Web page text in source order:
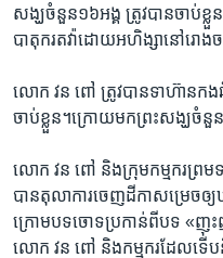
កាន់​
ទំព័រ​
រក
ភាសា
សង្ឃ​ចំនួន​១៦​អង្គ​ ត្រូវ​បាន​ចាប់​ខ្
បាតុករ​តវ៉ា​ដោយ​អហិង្សា​នៅ​រោង
លោក​ វន ពៅ​ ត្រូវ​បាន​ទាហ៊ាន​ក
ចាប់​ខ្លួន។​ក្រោយ​មក​ព្រះ​សង្ឃ​ចំនួន​
លោក​ វន ពៅ​ និង​ក្រុម​កម្មករ​ព្រម​
បាន​តុលាការ​ចេញ​ដីកា​សម្រេច​ឲ្យ​
ក្រោម​បទ​ចោទ​ប្រកាន់​ពី​បទ ​«ញុះ
លោក​ វន ពៅ​ និង​កម្មករ​ដែល​ទើប​